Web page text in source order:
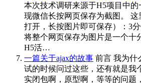
本次技术调研来源于H5项目中
现微信长按网页保存为截图。
打开，长按图片即可保存）：3
将整个网页保存为图片是一个十
H5活…
一篇关于ajax的故事 前言 我为什
试的时候问过这些，还有就是我
实闭包啊，原型啊，等等的问题